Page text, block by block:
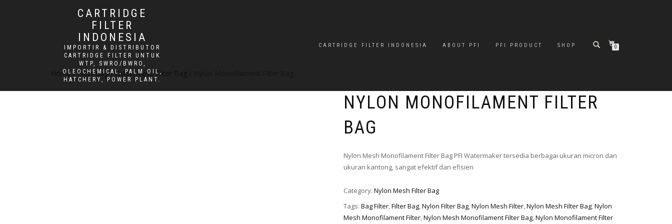
CARTRIDGE
FILTER
INDONESIA
IMPORTIR & DISTRIBUTOR
CARTRIDGE FILTER UNTUK
WTP, SWRO/BWRO,
OLEOCHEMICAL, PALM OIL,
HATCHERY, POWER PLANT.
CARTRIDGE FILTER INDONESIA ABOUT PFI PFI PRODUCT SHOP 0
Home/Filter Bag/Nylon Mesh Filter Bag
NYLON MONOFILAMENT FILTER
BAG
Nylon Mesh Monofilament Filter Bag PFI Watermaker tersedia berbagai ukuran micron dan
ukuran kantong, sangat efektif dan efisien
Category: Nylon Mesh Filter Bag
Tags: Bag Filter,Filter Bag,Nylon Filter Bag,Nylon Mesh Filter,Nylon Mesh Filter Bag,Nylon
Mesh Monofilament Filter,Nylon Mesh Monofilament Filter Bag,Nylon Monofilament Filter